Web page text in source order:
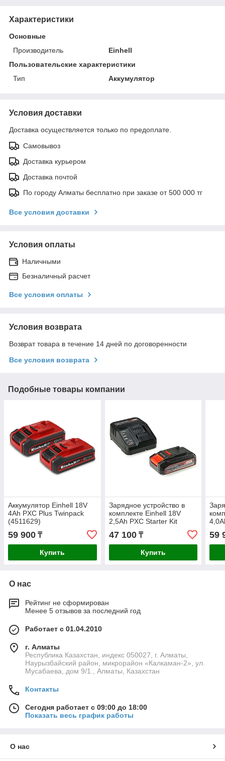
Характеристики
Основные
Производитель
Einhell
Пользовательские характеристики
Тип
Аккумулятор
Условия доставки
Доставка осуществляется только по предоплате.
Самовывоз
Доставка курьером
Доставка почтой
По городу Алматы бесплатно при заказе от 500 000 тг
Все условия доставки
Условия оплаты
Наличными
Безналичный расчет
Все условия оплаты
Условия возврата
Возврат товара в течение 14 дней по договоренности
Все условия возврата
Подобные товары компании
Аккумулятор Einhell 18V
4Ah PXC Plus Twinpack
(4511629)
59 900 ₸
Купить
Зарядное устройство в
комплекте Einhell 18V
2,5Ah PXC Starter Kit
(4512097)
47 100₸
Купить
59
О нас
Рейтинг не сформирован
Менее 5 отзывов за последний год
Работает с 01.04.2010
г. Алматы
Республика Казахстан, индекс 050027, г. Алматы,
Наурызбайский район, микрорайон «Калкаман-2», ул.
Мусабаева, дом 9/1., Алматы, Казахстан
Контакты
Сегодня работает с 09:00 до 18:00
Показать весь график работы
О нас